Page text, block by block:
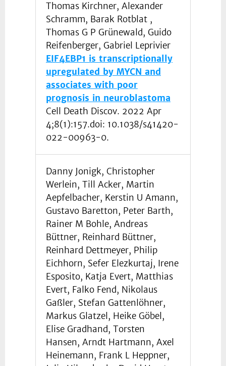
Thomas Kirchner, Alexander
Schramm, Barak Rotblat ,
Thomas G P Grünewald, Guido
Reifenberger, Gabriel Leprivier
EIF4EBP1 is transcriptionally
upregulated by MYCN and
associates with poor
prognosis in neuroblastoma
Cell Death Discov. 2022 Apr
4;8(1):157.doi: 10.1038/s41420-
022-00963-0.
Danny Jonigk, Christopher
Werlein, Till Acker, Martin
Aepfelbacher, Kerstin U Amann,
Gustavo Baretton, Peter Barth,
Rainer M Bohle, Andreas
Büttner, Reinhard Büttner,
Reinhard Dettmeyer, Philip
Eichhorn, Sefer Elezkurtaj, Irene
Esposito, Katja Evert, Matthias
Evert, Falko Fend, Nikolaus
Gaßler, Stefan Gattenlöhner,
Markus Glatzel, Heike Göbel,
Elise Gradhand, Torsten
Hansen, Arndt Hartmann, Axel
Heinemann, Frank L Heppner,